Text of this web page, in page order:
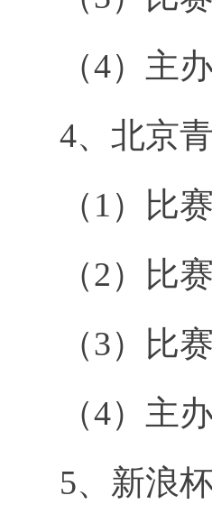
（4）主
4、北京
（1）比
（2）比
（3）比
（4）主
5、新浪